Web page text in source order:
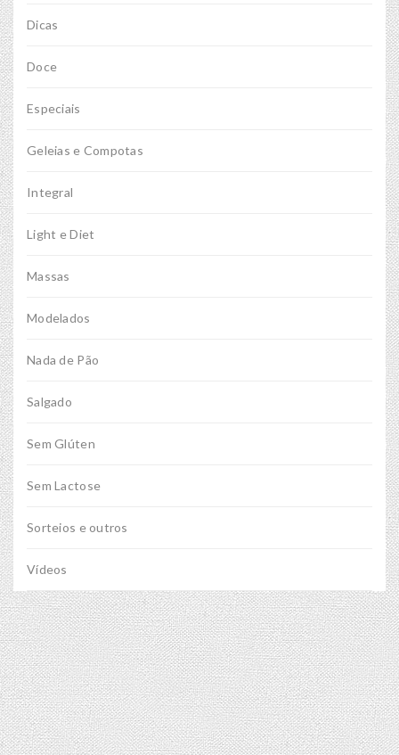
Dicas
Doce
Especiais
Geleias e Compotas
Integral
Light e Diet
Massas
Modelados
Nada de Pão
Salgado
Sem Glúten
Sem Lactose
Sorteios e outros
Vídeos